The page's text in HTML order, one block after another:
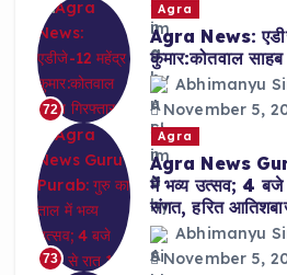
72
Agra
Agra News:
कुमार:कोतवाल साहब
Abhimanyu
November 5,
73
Agra
Agra News
में भव्य उत्सव; 4
संगत, हरित
Abhimanyu
November 5,